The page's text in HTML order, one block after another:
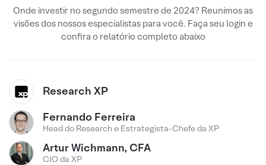
Onde investir no segundo semestre de 2024? Reunimos as
visões dos nossos especialistas para você. Faça seu login e
confira o relatório completo abaixo
Research XP
Fernando Ferreira
Head do Research e Estrategista-Chefe da XP
Artur Wichmann, CFA
CIO da XP